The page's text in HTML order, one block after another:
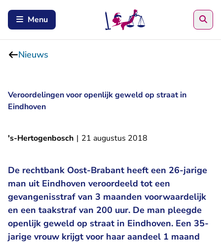
Menu
Nieuws
Veroordelingen voor openlijk geweld op straat in
Eindhoven
's-Hertogenbosch | 21 augustus 2018
De rechtbank Oost-Brabant heeft een 26-jarige
man uit Eindhoven veroordeeld tot een
gevangenisstraf van 3 maanden voorwaardelijk
en een taakstraf van 200 uur. De man pleegde
openlijk geweld op straat in Eindhoven. Een 35-
jarige vrouw krijgt voor haar aandeel 1 maand